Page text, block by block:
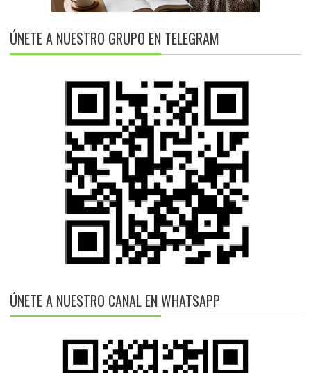
ÚNETE A NUESTRO GRUPO EN TELEGRAM
ÚNETE A NUESTRO CANAL EN WHATSAPP